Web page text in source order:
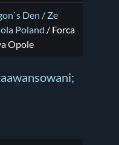
Den / Ze
Poland / Forca
Opole